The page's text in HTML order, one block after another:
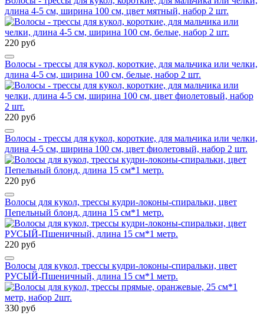
длина 4-5 см, ширина 100 см, цвет мятный, набор 2 шт.
220 руб
Волосы - трессы для кукол, короткие, для мальчика или челки,
длина 4-5 см, ширина 100 см, белые, набор 2 шт.
220 руб
Волосы - трессы для кукол, короткие, для мальчика или челки,
длина 4-5 см, ширина 100 см, цвет фиолетовый, набор 2 шт.
220 руб
Волосы для кукол, трессы кудри-локоны-спиральки, цвет
Пепельный блонд, длина 15 см*1 метр.
220 руб
Волосы для кукол, трессы кудри-локоны-спиральки, цвет
РУСЫЙ-Пшеничный, длина 15 см*1 метр.
330 руб